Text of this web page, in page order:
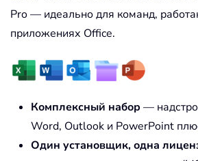
Pro — идеально для команд,
приложениях Office.
Комплексный набор —
Word, Outlook и PowerPoint
Один установщик, одна